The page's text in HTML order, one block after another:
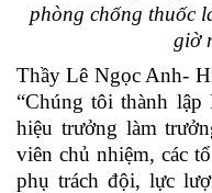
phòng chống thuốc
giờ
Thầy Lê Ngọc Anh-
“Chúng tôi thành
hiệu trưởng làm
viên chủ nhiệm, các
phụ trách đội, lực